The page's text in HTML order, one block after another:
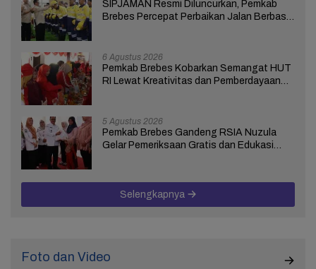
SIPJAMAN Resmi Diluncurkan, Pemkab
Brebes Percepat Perbaikan Jalan Berbasis
6 Agustus 2026
Pemkab Brebes Kobarkan Semangat HUT
RI Lewat Kreativitas dan Pemberdayaan
5 Agustus 2026
Pemkab Brebes Gandeng RSIA Nuzula
Gelar Pemeriksaan Gratis dan Edukasi
Selengkapnya
Foto dan Video